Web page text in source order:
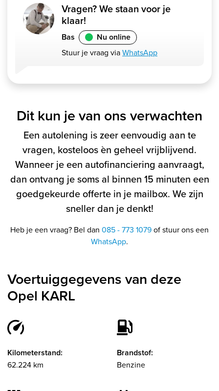
Vragen? We staan voor je
klaar!
Bas Nu online
Stuur je vraag viaWhatsApp
Dit kun je van ons verwachten
Een autolening is zeer eenvoudig aan te
vragen, kosteloos èn geheel vrijblijvend.
Wanneer je een autofinanciering aanvraagt,
dan ontvang je soms al binnen 15 minuten een
goedgekeurde offerte in je mailbox. We zijn
sneller dan je denkt!
Heb je een vraag? Bel dan 085 - 773 1079of stuur ons een
WhatsApp.
Voertuiggegevens van deze
Opel KARL
Kilometerstand:
62.224 km
Brandstof:
Benzine